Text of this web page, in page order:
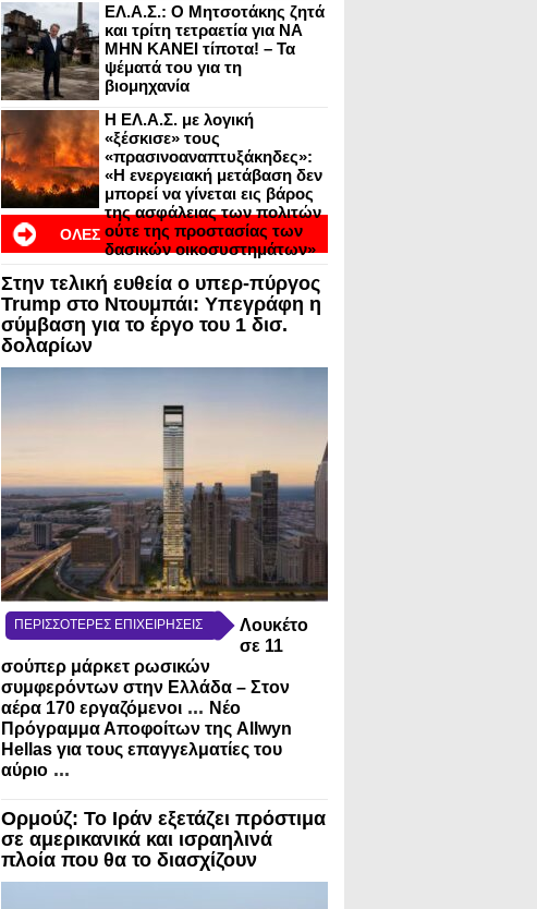
ΕΛ.Α.Σ.: Ο Μητσοτάκης ζητά
και τρίτη τετραετία για ΝΑ
ΜΗΝ ΚΑΝΕΙ τίποτα! – Τα
ψέματά του για τη
βιομηχανία
Η ΕΛ.Α.Σ. με λογική
«ξέσκισε» τους
«πρασινοαναπτυξάκηδες»:
«Η ενεργειακή μετάβαση δεν
μπορεί να γίνεται εις βάρος
της ασφάλειας των πολιτών
ούτε της προστασίας των
δασικών οικοσυστημάτων»
ΟΛΕΣ
ΟΙ
ΕΙΔΗΣΕΙΣ ΣΕ BLOGVIEW
Στην τελική ευθεία ο υπερ-πύργος
Trump στο Ντουμπάι: Υπεγράφη η
σύμβαση για το έργο του 1 δισ.
δολαρίων
ΠΕΡΙΣΣΟΤΕΡΕΣ ΕΠΙΧΕΙΡΗΣΕΙΣ
Λουκέτο
σε 11
σούπερ μάρκετ ρωσικών
συμφερόντων στην Ελλάδα – Στον
αέρα 170 εργαζόμενοι ... Νέο
Πρόγραμμα Αποφοίτων της Allwyn
Hellas για τους επαγγελματίες του
αύριο ...
Ορμούζ: Το Ιράν εξετάζει πρόστιμα
σε αμερικανικά και ισραηλινά
πλοία που θα το διασχίζουν